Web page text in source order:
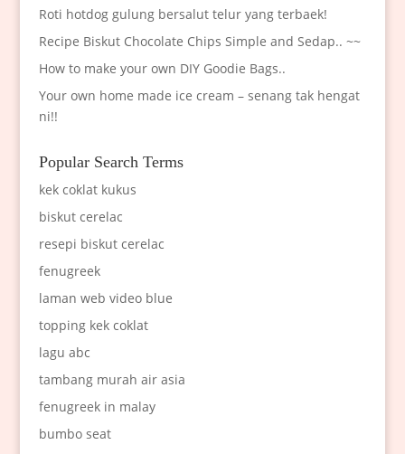
Roti hotdog gulung bersalut telur yang terbaek!
Recipe Biskut Chocolate Chips Simple and Sedap.. ~~
How to make your own DIY Goodie Bags..
Your own home made ice cream – senang tak hengat
ni!!
Popular Search Terms
kek coklat kukus
biskut cerelac
resepi biskut cerelac
fenugreek
laman web video blue
topping kek coklat
lagu abc
tambang murah air asia
fenugreek in malay
bumbo seat